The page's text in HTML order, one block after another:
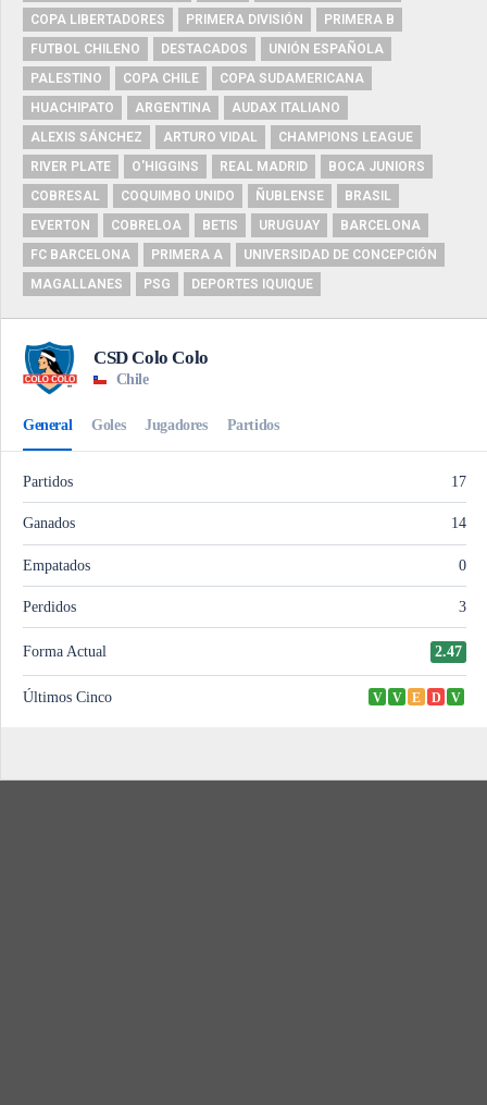
COPA LIBERTADORES
PRIMERA DIVISIÓN
PRIMERA B
FUTBOL CHILENO
DESTACADOS
UNIÓN ESPAÑOLA
PALESTINO
COPA CHILE
COPA SUDAMERICANA
HUACHIPATO
ARGENTINA
AUDAX ITALIANO
ALEXIS SÁNCHEZ
ARTURO VIDAL
CHAMPIONS LEAGUE
RIVER PLATE
O'HIGGINS REAL MADRID
BOCA JUNIORS
COBRESAL
COQUIMBO UNIDO ÑUBLENSE
BRASIL
EVERTON
COBRELOA BETIS URUGUAY
BARCELONA
FC BARCELONA
PRIMERA A
UNIVERSIDAD DE CONCEPCIÓN
MAGALLANES
PSG DEPORTES IQUIQUE